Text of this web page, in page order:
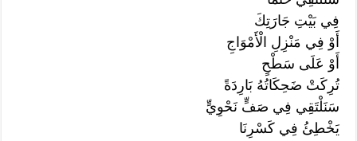
فِي بَيْتِ جَارَتِكَ
أَوْ فِي مَنْزِلِ الْأَمْوَاجِ
أَوْ عَلَى سَطْحٍ
تُرِكَتْ ضَحِكَاتُهُ بَارِدَةً
سَنَلْتَقِي فِي صَفٍّ نَحْوِيٍّ
يَخْطِئُ فِي كَسْرِنَا